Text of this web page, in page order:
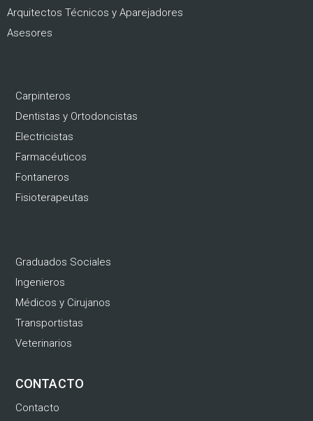
Arquitectos Técnicos y Aparejadores
Asesores
Carpinteros
Dentistas y Ortodoncistas
Electricistas
Farmacéuticos
Fontaneros
Fisioterapeutas
Graduados Sociales
Ingenieros
Médicos y Cirujanos
Transportistas
Veterinarios
CONTACTO
Contacto